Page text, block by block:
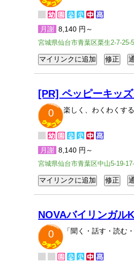
月謝 8,140 円～
宮城県仙台市青葉区栗生2-7-25-
[PR] ペッピーキッ
0
楽しく、わくわくす
月謝 8,140 円～
宮城県仙台市青葉区中山5-19-
NOVAバイリンガル
0
「聞く・話す・読む